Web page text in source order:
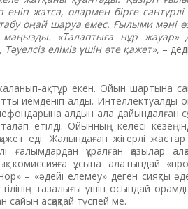
жатса, олармен бірге
табу оңай шаруа емес. Ғылыми мәні
«Талаптыға нұр жауар»
еліміз үшін өте қажет», –
ақ тұр екен. Ойын шартына
иемденіп алды. Интеллектуалды
алдын ала дайындалған
етілді. Ойынның келесі
еді. Жалындаған жігерлі
ғалымдардан құралған қазылар
комиссияға ұсына алатындай
– «әдейі елемеу» деген сияқты
тазалығы үшін осындай
асқақтай түспей ме.